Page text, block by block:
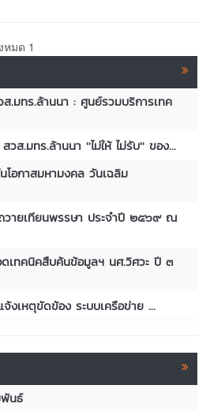
มด 1
.มทร.ล้านนา : ศูนย์รวมบริการเทค
วส.มทร.ล้านนา ''ไม่ให้ ไม่รับ'' ของ...
โอกาสมหามงคล วันเฉลิม
วายเทียนพรรษา ประจำปี ๒๕๖๙ ณ
เทคนิคสืบค้นข้อมูลฯ นศ.วิศวะ ปี ๓
งเหตุขัดข้อง ระบบเครือข่าย ...
พันธ์